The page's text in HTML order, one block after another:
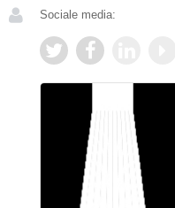
Sociale media: